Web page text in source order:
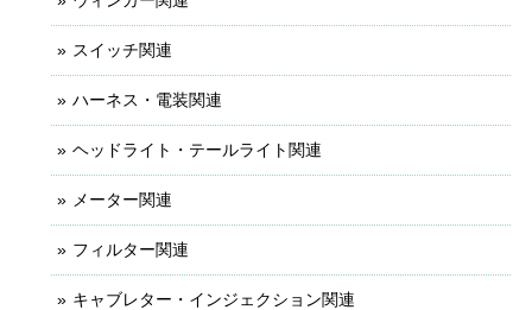
スイッチ関連
ハーネス・電装関連
ヘッドライト・テールライト関連
メーター関連
フィルター関連
キャブレター・インジェクション関連